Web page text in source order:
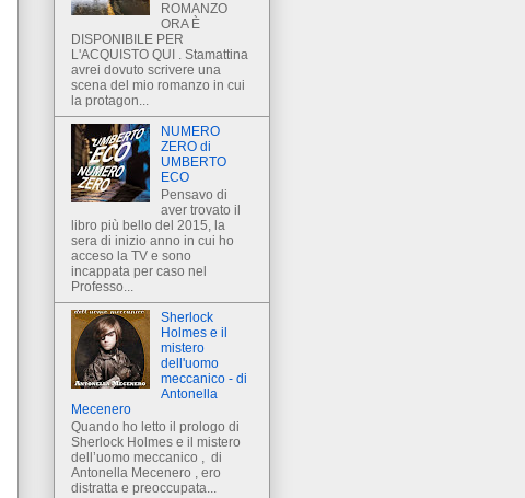
ROMANZO
ORA È
DISPONIBILE PER
L'ACQUISTO QUI . Stamattina
avrei dovuto scrivere una
scena del mio romanzo in cui
la protagon...
NUMERO
ZERO di
UMBERTO
ECO
Pensavo di
aver trovato il
libro più bello del 2015, la
sera di inizio anno in cui ho
acceso la TV e sono
incappata per caso nel
Professo...
Sherlock
Holmes e il
mistero
dell'uomo
meccanico - di
Antonella
Mecenero
Quando ho letto il prologo di
Sherlock Holmes e il mistero
dell’uomo meccanico , di
Antonella Mecenero , ero
distratta e preoccupata...